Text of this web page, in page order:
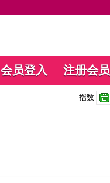
会员登入 注册会员
指数